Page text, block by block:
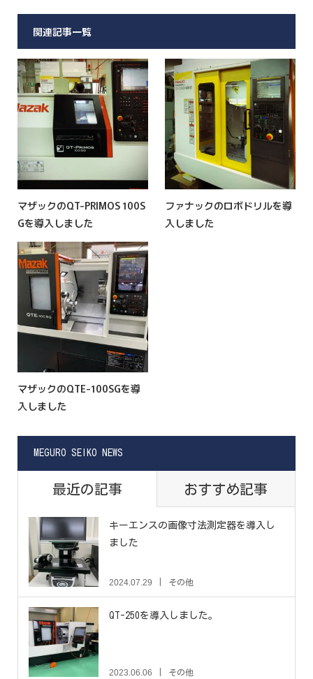
関連記事一覧
マザックのQT-PRIMOS 100S
Gを導入しました
ファナックのロボドリルを導
入しました
マザックのQTE-100SGを導
入しました
MEGURO SEIKO NEWS
最近の記事 おすすめ記事
キーエンスの画像寸法測定器を導入し
ました
2024.07.29 その他
QT-250を導入しました。
2023.06.06 その他